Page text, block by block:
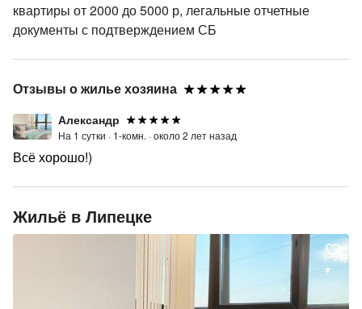
квартиры от 2000 до 5000 р, легальные отчетные
документы с подтверждением СБ
Отзывы о жилье хозяина
Александр
На 1 сутки · 1-комн. ·около 2 лет назад
Всё хорошо!)
Жильё в Липецке